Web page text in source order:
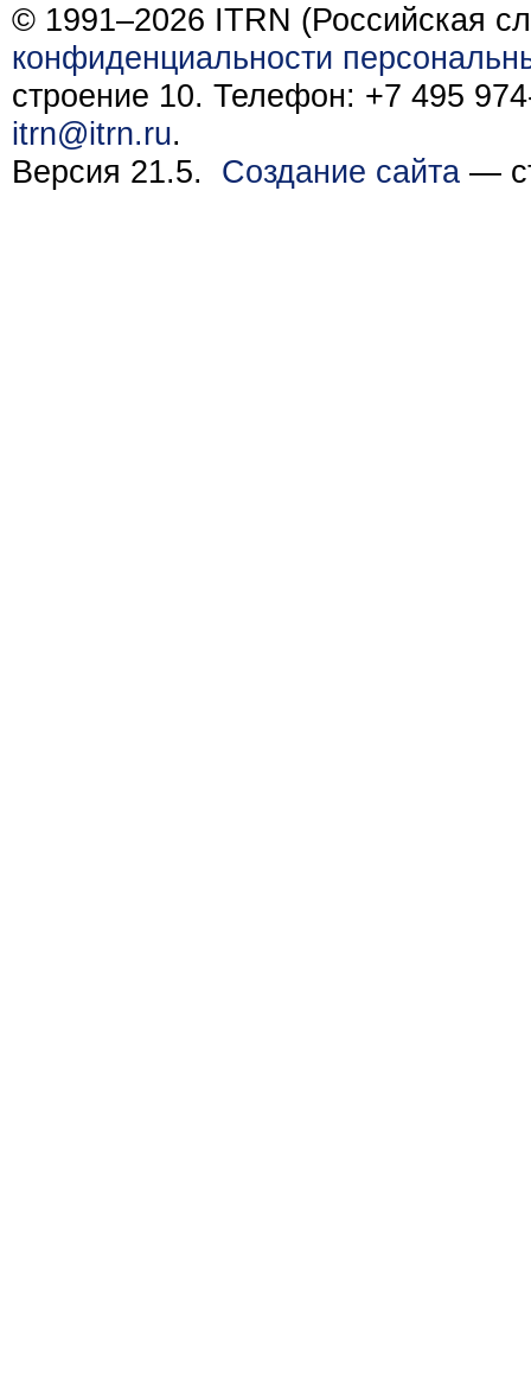
© 1991–2026 ITRN (Российская
конфиденциальности
строение 10. Телефон: +7 495
itrn@itrn.ru.
Версия 21.5. Создание сайта —